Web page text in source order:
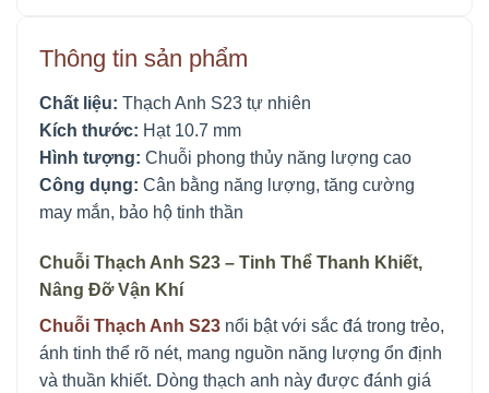
Thông tin sản phẩm
Chất liệu: Thạch Anh S23 tự nhiên
Kích thước: Hạt 10.7 mm
Hình tượng: Chuỗi phong thủy năng lượng cao
Công dụng: Cân bằng năng lượng, tăng cường
may mắn, bảo hộ tinh thần
Chuỗi Thạch Anh S23 – Tinh Thể Thanh Khiết,
Nâng Đỡ Vận Khí
Chuỗi Thạch Anh S23 nổi bật với sắc đá trong trẻo,
ánh tinh thể rõ nét, mang nguồn năng lượng ổn định
và thuần khiết. Dòng thạch anh này được đánh giá